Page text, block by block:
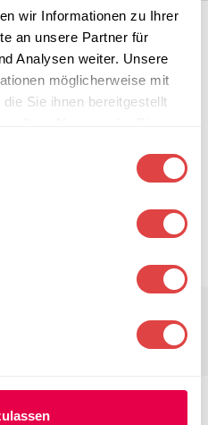
wir Informationen zu Ihrer
an unsere Partner für
Analysen weiter. Unsere
möglicherweise mit
Sie ihnen bereitgestellt